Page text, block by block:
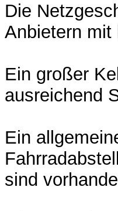
Die
Anbietern
Ein großer
ausreichend
Ein
sind